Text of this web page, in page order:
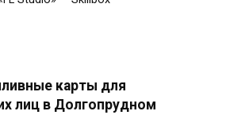
карты для
лиц в Долгопрудном